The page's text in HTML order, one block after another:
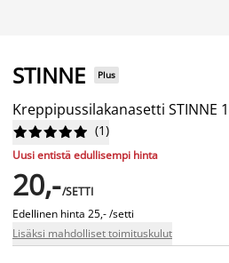
STINNE Plus
Kreppipussilakanasetti STINNE





 (1)
Uusi entistä edullisempi hinta
20,-/SETTI
Edellinen hinta 25,- /setti
Lisäksi mahdolliset toimituskulut